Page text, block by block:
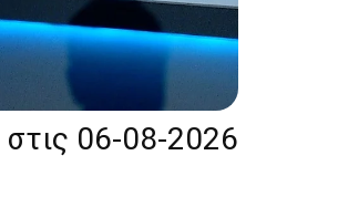
στις 06-08-2026